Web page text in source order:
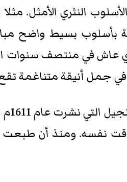
النثري الأمثل.
بأسلوب بسيط واضح
عاش في منتصف سنوات
في جمل أنيقة متناغمة
نفسه. ومنذ أن